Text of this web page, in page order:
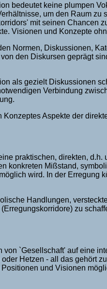
bedeutet keine plumpen
um den Raum
mit seinen Chancen
Visionen und Konzepte
Normen, Diskussionen,
den Diskursen geprägt
als gezielt Diskussionen
Verbindung
Aspekte der
praktischen, direkten,
konkreten Mißstand,
wird. In der
Handlungen,
zu
`Gesellschaft' auf eine
Hetzen - all das gehört
und Visionen